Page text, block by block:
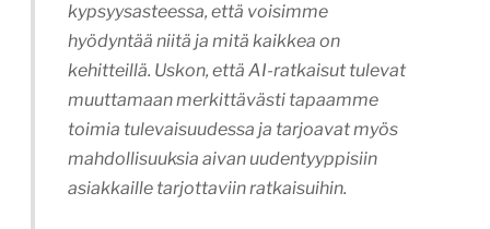
kypsyysasteessa, että voisimme
hyödyntää niitä ja mitä kaikkea on
kehitteillä. Uskon, että AI-ratkaisut tulevat
muuttamaan merkittävästi tapaamme
toimia tulevaisuudessa ja tarjoavat myös
mahdollisuuksia aivan uudentyyppisiin
asiakkaille tarjottaviin ratkaisuihin.